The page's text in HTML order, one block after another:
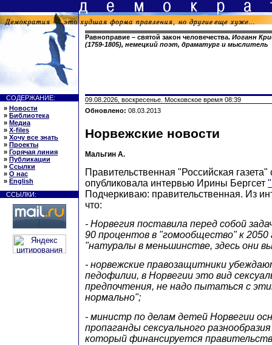
Равноправие – святой закон человечества. Иоганн
(1759-1805), немецкий поэт, драматург и мыслитель
СОДЕРЖАНИЕ:
» Новости
» Библиотека
» Медиа
» X-files
» Хочу все знать
» Проекты
» Горячая линия
» Публикации
» Ссылки
» О нас
» English
ССЫЛКИ:
09.08.2026, воскресенье. Московское время 08:39
Обновлено: 08.03.2013
Норвежские новости
Мальгин А.
Правительственная "Российская газета"
опубликовала интервью Ирины Бергсет
Подчеркиваю: правительственная. Из
что:
- Норвегия поставила перед собой
90 процентов в "гомообщество" к 2050
"натуралы в меньшинстве, здесь они
- норвежские правозащитники
педофилии, в Норвегии это вид
предпочтения, не надо пытаться с
нормально";
- министр по делам детей Норвегии
пропаганды сексуального
который финансируется